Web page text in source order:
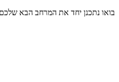
בואו נתכנן יחד את המרחב הבא שלכם